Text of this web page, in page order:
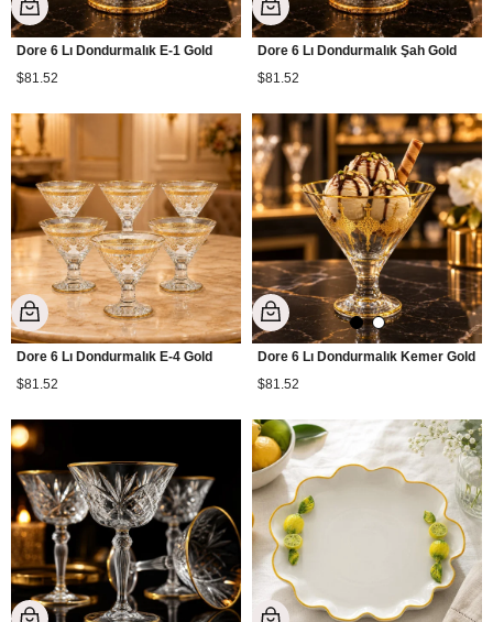
Dore 6 Lı Dondurmalık E-1 Gold
$81.52
Dore 6 Lı Dondurmalık Şah Gold
$81.52
Dore 6 Lı Dondurmalık E-4 Gold
$81.52
Dore 6 Lı Dondurmalık Kemer Gold
$81.52